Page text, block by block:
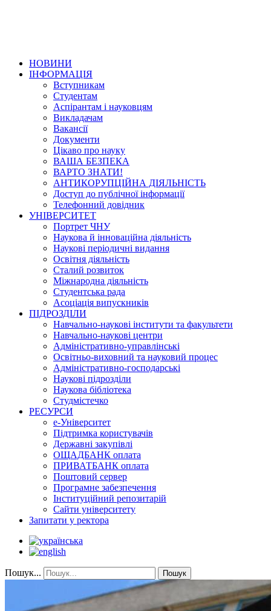
НОВИНИ
ІНФОРМАЦІЯ
Вступникам
Студентам
Аспірантам і науковцям
Викладачам
Вакансії
Документи
Цікаво про науку
ВАША БЕЗПЕКА
ВАРТО ЗНАТИ!
АНТИКОРУПЦІЙНА ДІЯЛЬНІСТЬ
Доступ до публічної інформації
Телефонний довідник
УНІВЕРСИТЕТ
Портрет ЧНУ
Наукова й інноваційна діяльність
Наукові періодичні видання
Освітня діяльність
Сталий розвиток
Міжнародна діяльність
Студентська рада
Асоціація випускників
ПІДРОЗДІЛИ
Навчально-наукові інститути та факультети
Навчально-наукові центри
Адміністративно-управлінські
Освітньо-виховний та науковий процес
Адміністративно-господарські
Наукові підрозділи
Наукова бібліотека
Студмістечко
РЕСУРСИ
е-Університет
Підтримка користувачів
Державні закупівлі
ОЩАДБАНК оплата
ПРИВАТБАНК оплата
Поштовий сервер
Програмне забезпечення
Інституційний репозитарій
Сайти університету
Запитати у ректора
Пошук... Пошук